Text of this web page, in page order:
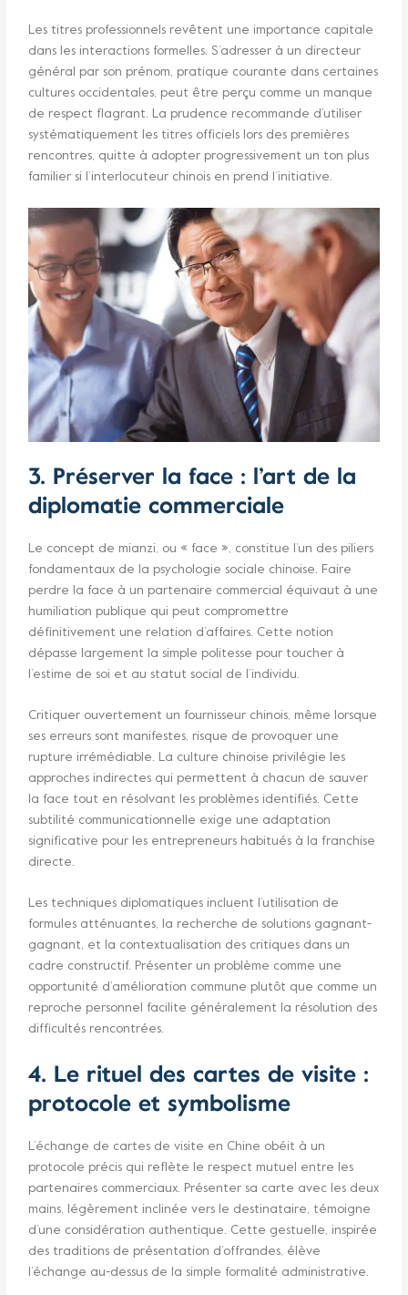
Les titres professionnels revêtent une importance capitale
dans les interactions formelles. S’adresser à un directeur
général par son prénom, pratique courante dans certaines
cultures occidentales, peut être perçu comme un manque
de respect flagrant. La prudence recommande d’utiliser
systématiquement les titres officiels lors des premières
rencontres, quitte à adopter progressivement un ton plus
familier si l’interlocuteur chinois en prend l’initiative.
3. Préserver la face : l’art de la
diplomatie commerciale
Le concept de mianzi, ou « face », constitue l’un des piliers
fondamentaux de la psychologie sociale chinoise. Faire
perdre la face à un partenaire commercial équivaut à une
humiliation publique qui peut compromettre
définitivement une relation d’affaires. Cette notion
dépasse largement la simple politesse pour toucher à
l’estime de soi et au statut social de l’individu.
Critiquer ouvertement un fournisseur chinois, même lorsque
ses erreurs sont manifestes, risque de provoquer une
rupture irrémédiable. La culture chinoise privilégie les
approches indirectes qui permettent à chacun de sauver
la face tout en résolvant les problèmes identifiés. Cette
subtilité communicationnelle exige une adaptation
significative pour les entrepreneurs habitués à la franchise
directe.
Les techniques diplomatiques incluent l’utilisation de
formules atténuantes, la recherche de solutions gagnant-
gagnant, et la contextualisation des critiques dans un
cadre constructif. Présenter un problème comme une
opportunité d’amélioration commune plutôt que comme un
reproche personnel facilite généralement la résolution des
difficultés rencontrées.
4. Le rituel des cartes de visite :
protocole et symbolisme
L’échange de cartes de visite en Chine obéit à un
protocole précis qui reflète le respect mutuel entre les
partenaires commerciaux. Présenter sa carte avec les deux
mains, légèrement inclinée vers le destinataire, témoigne
d’une considération authentique. Cette gestuelle, inspirée
des traditions de présentation d’offrandes, élève
l’échange au-dessus de la simple formalité administrative.